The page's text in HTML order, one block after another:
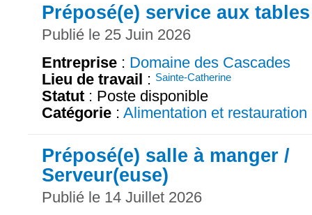
Préposé(e) service aux tables
Publié le 25 Juin 2026
Entreprise : Domaine des Cascades
Lieu de travail : Sainte-Catherine
Statut : Poste disponible
Catégorie : Alimentation et restauration
Préposé(e) salle à manger /
Serveur(euse)
Publié le 14 Juillet 2026